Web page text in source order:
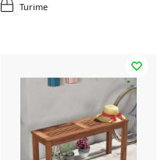
Turime